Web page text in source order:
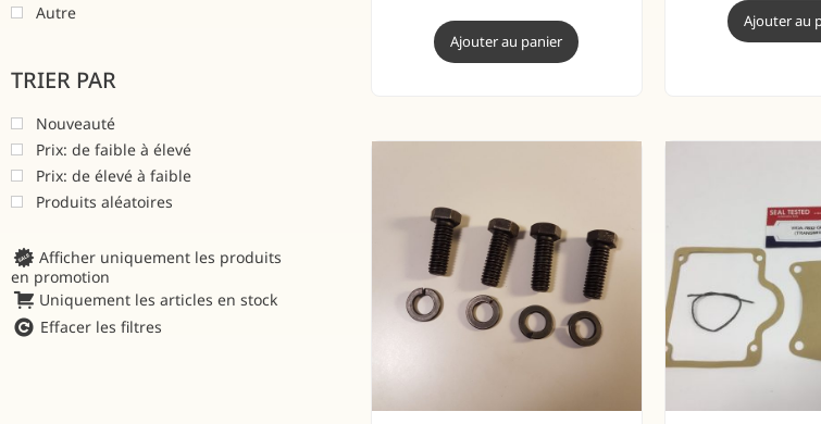
Autre
TRIER PAR
Nouveauté
Prix: de faible à élevé
Prix: de élevé à faible
Produits aléatoires
Afficher uniquement les produits
en promotion
Uniquement les articles en stock
Effacer les filtres
Ajouter au panier
Ajouter au